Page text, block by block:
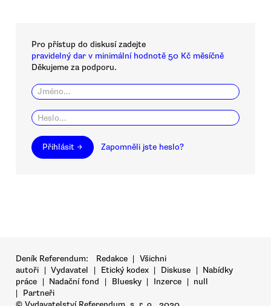
Pro přístup do diskusí zadejte
pravidelný dar v minimální hodnotě 50 Kč měsíčně
Děkujeme za podporu.
Přihlásit → Zapomněli jste heslo?
Deník Referendum: Redakce | Všichni
autoři | Vydavatel | Etický kodex | Diskuse | Nabídky
práce | Nadační fond | Bluesky | Inzerce | null
|
Partneři